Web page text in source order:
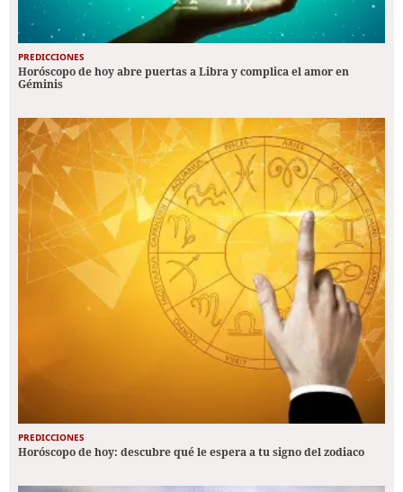
PREDICCIONES
Horóscopo de hoy abre puertas a Libra y complica el amor en
Géminis
PREDICCIONES
Horóscopo de hoy: descubre qué le espera a tu signo del zodiaco